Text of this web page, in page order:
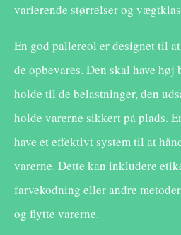
varierende størrelser og
En god pallereol er designet til
de opbevares. Den skal have høj
holde til de belastninger, den
holde varerne sikkert på plads.
have et effektivt system til at
varerne. Dette kan inkludere
farvekodning eller andre
og flytte varerne.